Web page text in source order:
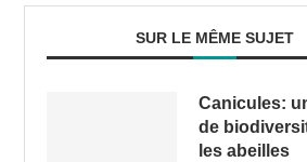
SUR LE MÊME SUJET
Canicules:
de
les abeilles